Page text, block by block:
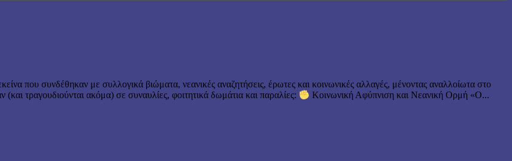
που συνδέθηκαν με συλλογικά βιώματα, νεανικές αναζητήσεις, έρωτες και κοινωνικές αλλαγές, μένοντας αναλλοίωτα στο
τραγουδιούνται ακόμα) σε συναυλίες, φοιτητικά δωμάτια και παραλίες:
Κοινωνική Αφύπνιση και Νεανική Ορμή «Ο...